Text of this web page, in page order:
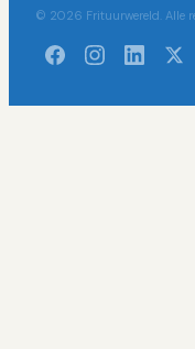
© 2026 Frituurwereld. Alle